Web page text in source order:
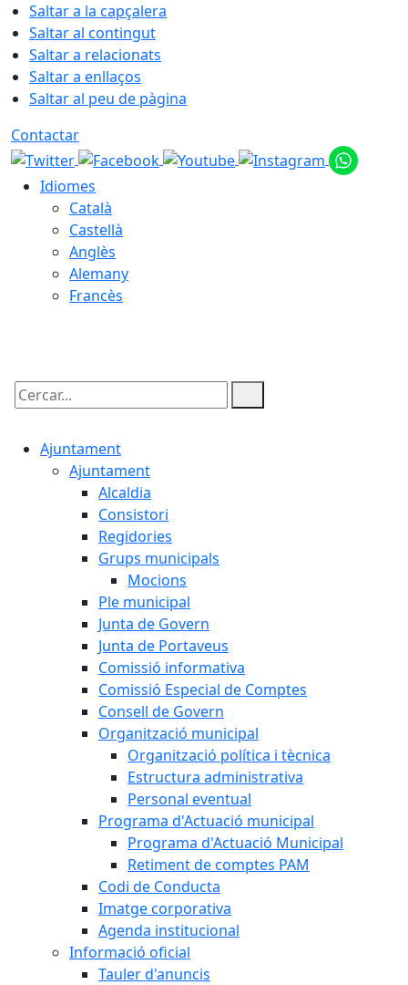
Saltar a la capçalera
Saltar al contingut
Saltar a relacionats
Saltar a enllaços
Saltar al peu de pàgina
Contactar
Idiomes
Català
Castellà
Anglès
Alemany
Francès
Cercar:
Ajuntament
Ajuntament
Alcaldia
Consistori
Regidories
Grups municipals
Mocions
Ple municipal
Junta de Govern
Junta de Portaveus
Comissió informativa
Comissió Especial de Comptes
Consell de Govern
Organització municipal
Organització política i tècnica
Estructura administrativa
Personal eventual
Programa d'Actuació municipal
Programa d'Actuació Municipal
Retiment de comptes PAM
Codi de Conducta
Imatge corporativa
Agenda institucional
Informació oficial
Tauler d'anuncis